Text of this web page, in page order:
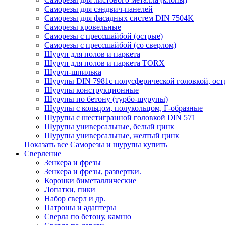
Саморезы для сэндвич-панелей
Саморезы для фасадных систем DIN 7504K
Саморезы кровельные
Саморезы с прессшайбой (острые)
Саморезы с прессшайбой (со сверлом)
Шуруп для полов и паркета
Шуруп для полов и паркета TORX
Шуруп-шпилька
Шурупы DIN 7981с полусферической головкой,
Шурупы конструкционные
Шурупы по бетону (турбо-шурупы)
Шурупы с кольцом, полукольцом, Г-образные
Шурупы с шестигранной головкой DIN 571
Шурупы универсальные, белый цинк
Шурупы универсальные, желтый цинк
Показать все Саморезы и шурупы купить
Сверление
Зенкера и фрезы
Зенкера и фрезы, развертки.
Коронки биметаллические
Лопатки, пики
Набор сверл и др.
Патроны и адаптеры
Сверла по бетону, камню